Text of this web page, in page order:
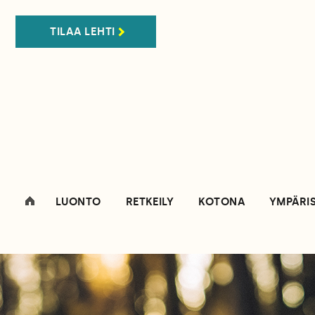
TILAA LEHTI
LUONTO RETKEILY KOTONA